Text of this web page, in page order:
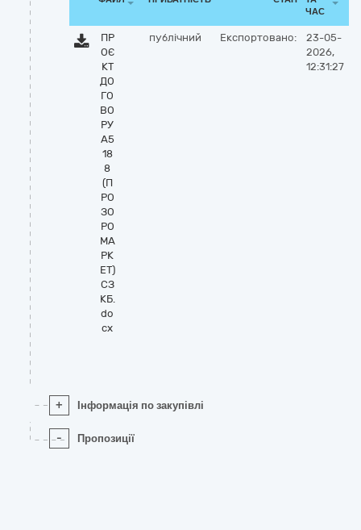
ЧАС
ПР
ОЄ
КТ
ДО
ГО
ВО
РУ
А5
18
8
(П
РО
ЗО
РО
МА
РК
ЕТ)
СЗ
КБ.
do
cx
публічний Експортовано:
23-05-
2026,
12:31:27
+ Інформація по закупівлі
- Пропозиції